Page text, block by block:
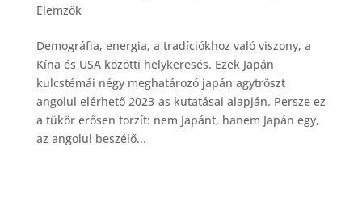
Elemzők
Demográfia, energia, a tradíciókhoz való viszony, a
Kína és USA közötti helykeresés. Ezek Japán
kulcstémái négy meghatározó japán agytröszt
angolul elérhető 2023-as kutatásai alapján. Persze ez
a tükör erősen torzít: nem Japánt, hanem Japán egy,
az angolul beszélő...